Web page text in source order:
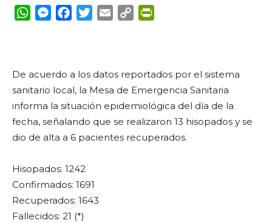
WhatsApp
Messenger
FacebookTwitterEmail Copy
De acuerdo a los datos reportados por el sistema
sanitario local, la Mesa de Emergencia Sanitaria
informa la situación epidemiológica del día de la
fecha, señalando que se realizaron 13 hisopados y se
dio de alta a 6 pacientes recuperados.
Hisopados: 1242
Confirmados: 1691
Recuperados: 1643
Fallecidos: 21 (*)